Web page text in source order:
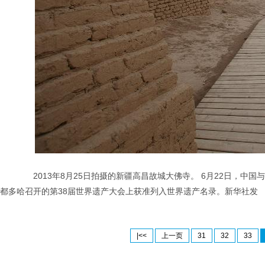
2013年8月25日拍摄的新疆高昌故城大佛寺。 6月22日，中国与
都多哈召开的第38届世界遗产大会上获准列入世界遗产名录。新华社发
|<< 上一页 31 32 33